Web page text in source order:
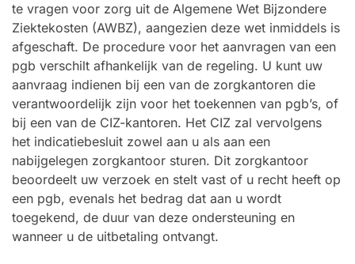
te vragen voor zorg uit de Algemene Wet Bijzondere
Ziektekosten (AWBZ), aangezien deze wet inmiddels is
afgeschaft. De procedure voor het aanvragen van een
pgb verschilt afhankelijk van de regeling. U kunt uw
aanvraag indienen bij een van de zorgkantoren die
verantwoordelijk zijn voor het toekennen van pgb’s, of
bij een van de CIZ-kantoren. Het CIZ zal vervolgens
het indicatiebesluit zowel aan u als aan een
nabijgelegen zorgkantoor sturen. Dit zorgkantoor
beoordeelt uw verzoek en stelt vast of u recht heeft op
een pgb, evenals het bedrag dat aan u wordt
toegekend, de duur van deze ondersteuning en
wanneer u de uitbetaling ontvangt.